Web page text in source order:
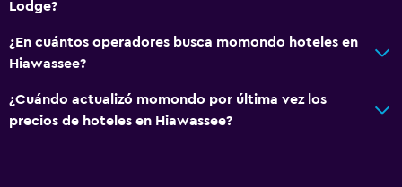
Lodge?
¿En cuántos operadores busca momondo hoteles en
Hiawassee?
¿Cuándo actualizó momondo por última vez los
precios de hoteles en Hiawassee?